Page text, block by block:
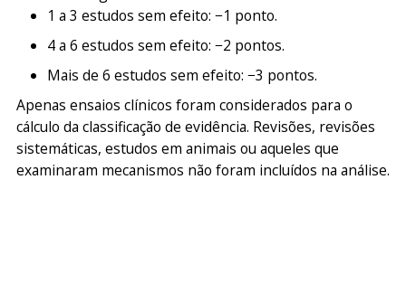
1 a 3 estudos sem efeito: −1 ponto.
4 a 6 estudos sem efeito: −2 pontos.
Mais de 6 estudos sem efeito: −3 pontos.
Apenas ensaios clínicos foram considerados para o
cálculo da classificação de evidência. Revisões, revisões
sistemáticas, estudos em animais ou aqueles que
examinaram mecanismos não foram incluídos na análise.